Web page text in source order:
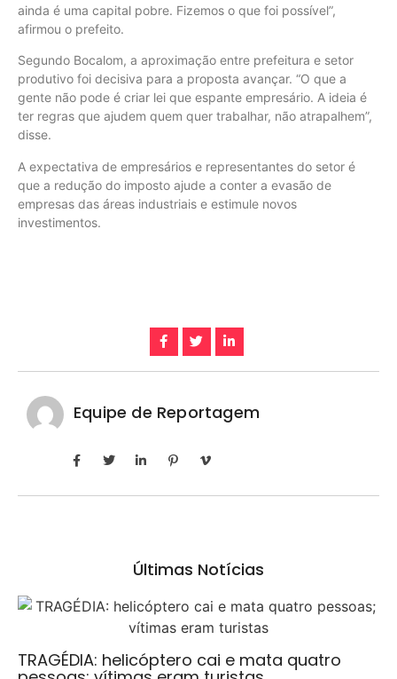
ainda é uma capital pobre. Fizemos o que foi possível”,
afirmou o prefeito.
Segundo Bocalom, a aproximação entre prefeitura e setor
produtivo foi decisiva para a proposta avançar. “O que a
gente não pode é criar lei que espante empresário. A ideia é
ter regras que ajudem quem quer trabalhar, não atrapalhem”,
disse.
A expectativa de empresários e representantes do setor é
que a redução do imposto ajude a conter a evasão de
empresas das áreas industriais e estimule novos
investimentos.
Equipe de Reportagem
Últimas Notícias
TRAGÉDIA: helicóptero cai e mata quatro